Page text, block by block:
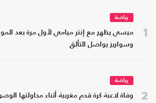
1
رياضة
ميسي يظهر مع إنتر ميامي لأول مرة بعد
وسواريز يواصل التألق
2
رياضة
وفاة لاعبة كرة قدم مغربية أثناء محاولتها